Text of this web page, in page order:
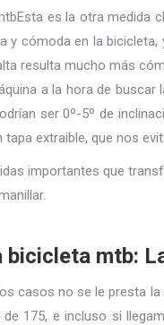
Esta es la otra medida
y cómoda en la
resulta mucho más
a la hora de
ser 0º-5º de
extraible, que nos
importantes que
mtb:
casos no se le presta
175, e incluso si